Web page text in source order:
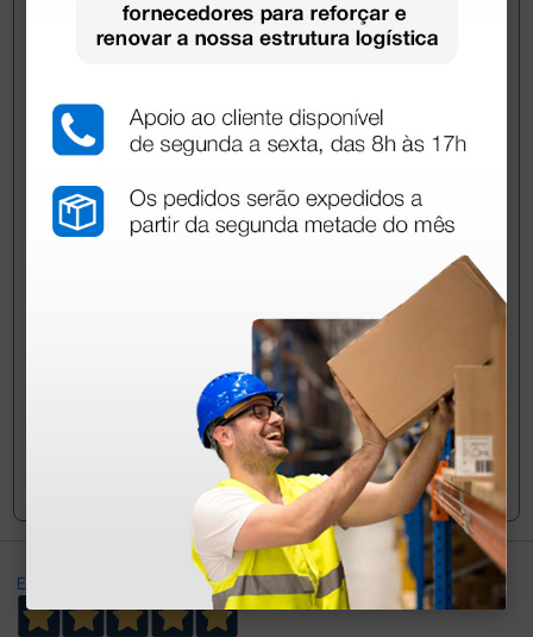
Ainda tem dúvidas?Necessita de mais
esclarecimentos? Envie agora a sua questão aos
Envie a sua questão
Excellent